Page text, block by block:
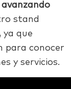
stand
que
para conocer
y servicios.